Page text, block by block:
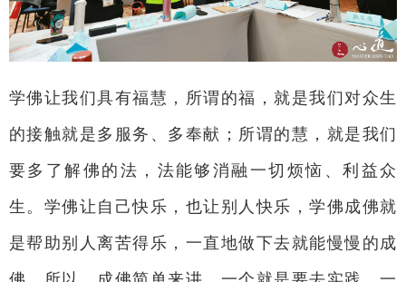
学佛让我们具有福慧，所谓的福，就是我们对众生
的接触就是多服务、多奉献；所谓的慧，就是我们
要多了解佛的法，法能够消融一切烦恼、利益众
生。学佛让自己快乐，也让别人快乐，学佛成佛就
是帮助别人离苦得乐，一直地做下去就能慢慢的成